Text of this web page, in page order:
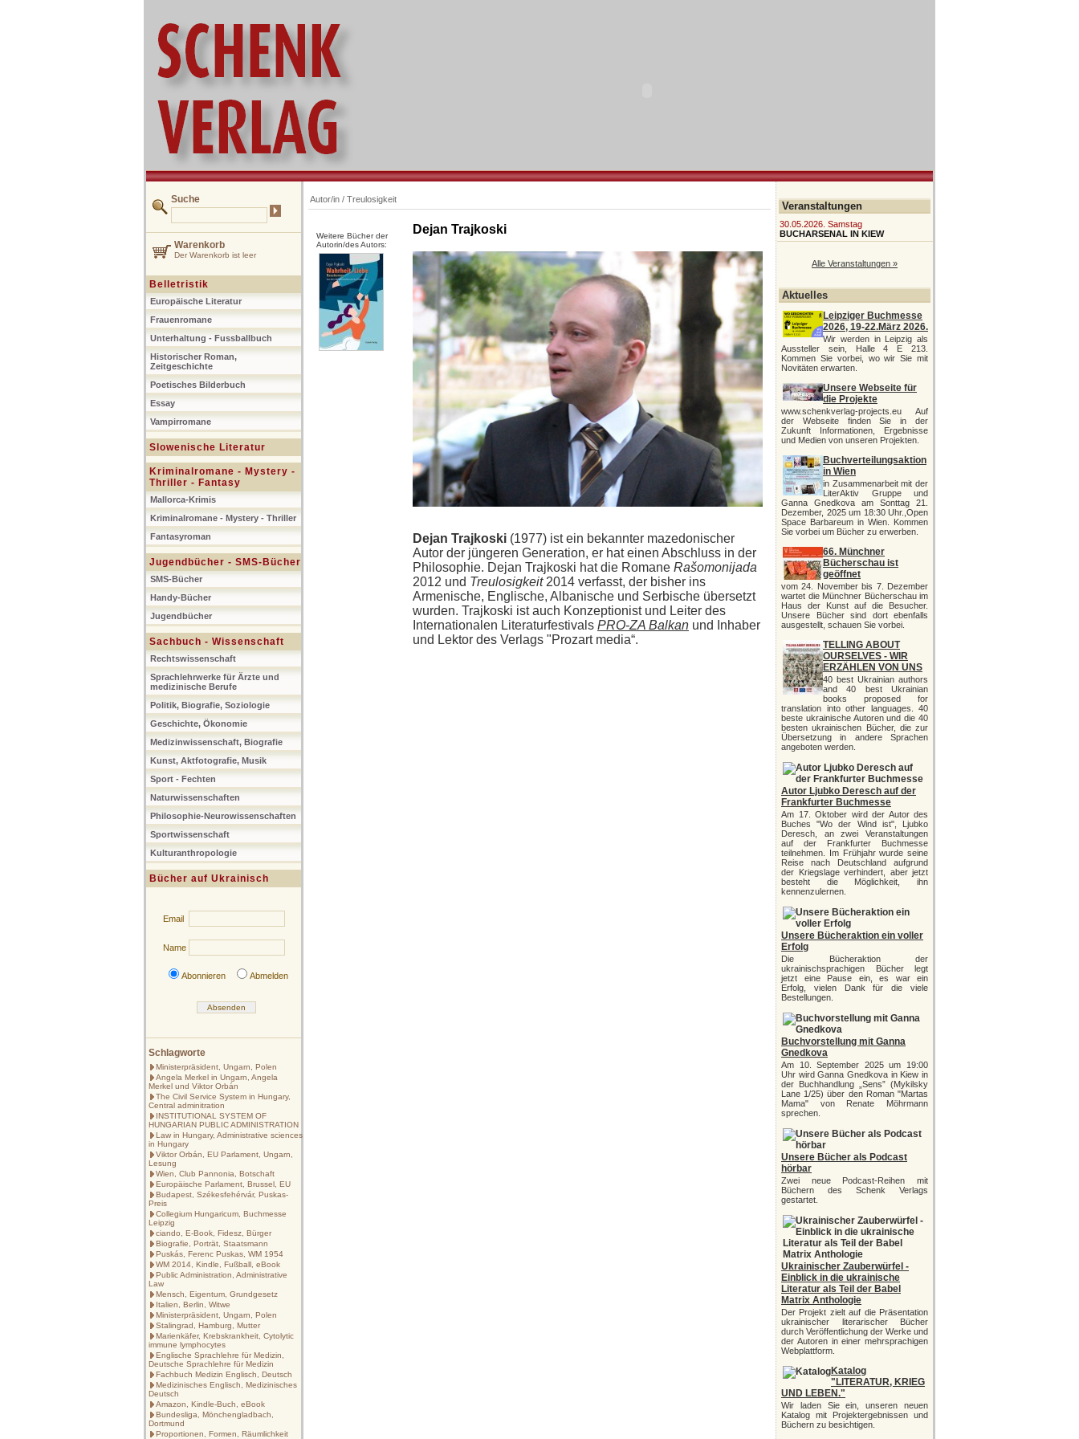
Suche
Warenkorb
Der Warenkorb ist leer
Belletristik
Europäische Literatur
Frauenromane
Unterhaltung - Fussballbuch
Historischer Roman,
Zeitgeschichte
Poetisches Bilderbuch
Essay
Vampirromane
Slowenische Literatur
Kriminalromane - Mystery -
Thriller - Fantasy
Mallorca-Krimis
Kriminalromane - Mystery - Thriller
Fantasyroman
Jugendbücher - SMS-Bücher
SMS-Bücher
Handy-Bücher
Jugendbücher
Sachbuch - Wissenschaft
Rechtswissenschaft
Sprachlehrwerke für Ärzte und
medizinische Berufe
Politik, Biografie, Soziologie
Geschichte, Ökonomie
Medizinwissenschaft, Biografie
Kunst, Aktfotografie, Musik
Sport - Fechten
Naturwissenschaften
Philosophie-Neurowissenschaften
Sportwissenschaft
Kulturanthropologie
Bücher auf Ukrainisch
Email
Name
Abonnieren Abmelden
Schlagworte
Ministerpräsident, Ungarn, Polen
Angela Merkel in Ungarn, Angela
Merkel und Viktor Orbán
The Civil Service System in Hungary,
Central adminitration
INSTITUTIONAL SYSTEM OF
HUNGARIAN PUBLIC ADMINISTRATION
Law in Hungary, Administrative sciences
in Hungary
Viktor Orbán, EU Parlament, Ungarn,
Lesung
Wien, Club Pannonia, Botschaft
Europäische Parlament, Brussel, EU
Budapest, Székesfehérvár, Puskas-
Preis
Collegium Hungaricum, Buchmesse
Leipzig
ciando, E-Book, Fidesz, Bürger
Biografie, Porträt, Staatsmann
Puskás, Ferenc Puskas, WM 1954
WM 2014, Kindle, Fußball, eBook
Public Administration, Administrative
Law
Mensch, Eigentum, Grundgesetz
Italien, Berlin, Witwe
Ministerpräsident, Ungarn, Polen
Stalingrad, Hamburg, Mutter
Marienkäfer, Krebskrankheit, Cytolytic
immune lymphocytes
Englische Sprachlehre für Medizin,
Deutsche Sprachlehre für Medizin
Fachbuch Medizin Englisch, Deutsch
Medizinisches Englisch, Medizinisches
Deutsch
Amazon, Kindle-Buch, eBook
Bundesliga, Mönchengladbach,
Dortmund
Proportionen, Formen, Räumlichkeit
Autor/in / Treulosigkeit
Weitere Bücher der
Autorin/des Autors:
Dejan Trajkoski
Dejan Trajkoski (1977) ist ein bekannter mazedonischer
Autor der jüngeren Generation, er hat einen Abschluss in der
Philosophie. Dejan Trajkoski hat die Romane Rašomonijada
2012 und Treulosigkeit 2014 verfasst, der bisher ins
Armenische, Englische, Albanische und Serbische übersetzt
wurden. Trajkoski ist auch Konzeptionist und Leiter des
Internationalen Literaturfestivals PRO-ZA Balkan und Inhaber
und Lektor des Verlags "Prozart media“.
Veranstaltungen
30.05.2026. Samstag
BUCHARSENAL IN KIEW
Alle Veranstaltungen »
Aktuelles
Leipziger Buchmesse
2026, 19-22.März 2026.
Wir werden in Leipzig als
Aussteller sein, Halle 4 E 213.
Kommen Sie vorbei, wo wir Sie mit
Novitäten erwarten.
Unsere Webseite für
die Projekte
www.schenkverlag-projects.eu Auf
der Webseite finden Sie in der
Zukunft Informationen, Ergebnisse
und Medien von unseren Projekten.
Buchverteilungsaktion
in Wien
in Zusammenarbeit mit der
LiterAktiv Gruppe und
Ganna Gnedkova am Sonttag 21.
Dezember, 2025 um 18:30 Uhr.,Open
Space Barbareum in Wien. Kommen
Sie vorbei um Bücher zu erwerben.
66. Münchner
Bücherschau ist
geöffnet
vom 24. November bis 7. Dezember
wartet die Münchner Bücherschau im
Haus der Kunst auf die Besucher.
Unsere Bücher sind dort ebenfalls
ausgestellt, schauen Sie vorbei.
TELLING ABOUT
OURSELVES - WIR
ERZÄHLEN VON UNS
40 best Ukrainian authors
and 40 best Ukrainian
books proposed for
translation into other languages. 40
beste ukrainische Autoren und die 40
besten ukrainischen Bücher, die zur
Übersetzung in andere Sprachen
angeboten werden.
Autor Ljubko Deresch auf der
Frankfurter Buchmesse
Am 17. Oktober wird der Autor des
Buches "Wo der Wind ist", Ljubko
Deresch, an zwei Veranstaltungen
auf der Frankfurter Buchmesse
teilnehmen. Im Frühjahr wurde seine
Reise nach Deutschland aufgrund
der Kriegslage verhindert, aber jetzt
besteht die Möglichkeit, ihn
kennenzulernen.
Unsere Bücheraktion ein voller
Erfolg
Die Bücheraktion der
ukrainischsprachigen Bücher legt
jetzt eine Pause ein, es war ein
Erfolg, vielen Dank für die viele
Bestellungen.
Buchvorstellung mit Ganna
Gnedkova
Am 10. September 2025 um 19:00
Uhr wird Ganna Gnedkova in Kiew in
der Buchhandlung „Sens” (Mykilsky
Lane 1/25) über den Roman "Martas
Mama" von Renate Möhrmann
sprechen.
Unsere Bücher als Podcast
hörbar
Zwei neue Podcast-Reihen mit
Büchern des Schenk Verlags
gestartet.
Ukrainischer Zauberwürfel -
Einblick in die ukrainische
Literatur als Teil der Babel
Matrix Anthologie
Der Projekt zielt auf die Präsentation
ukrainischer literarischer Bücher
durch Veröffentlichung der Werke und
der Autoren in einer mehrsprachigen
Webplattform.
Katalog
"LITERATUR, KRIEG
UND LEBEN."
Wir laden Sie ein, unseren neuen
Katalog mit Projektergebnissen und
Büchern zu besichtigen.